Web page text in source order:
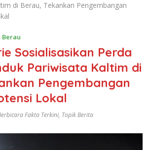
di Berau, Tekankan Pengembangan
Berau
Sosialisasikan Perda
Pariwisata Kaltim di
Pengembangan
Lokal
Fakta Terkini, Topik Berita